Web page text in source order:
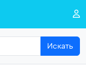
Искать